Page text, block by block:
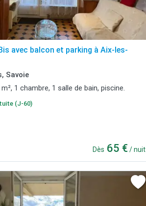
avec balcon et parking à Aix-les-
Savoie
1 chambre, 1 salle de bain, piscine.
(J-60)
Dès 65 € / nuit